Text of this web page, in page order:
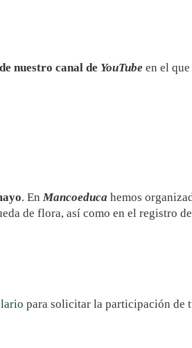
nuestro canal de YouTube en el
. En Mancoeduca hemos
de flora, así como en el registro
para solicitar la participación de